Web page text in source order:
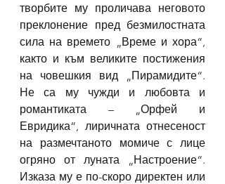
творбите му проличава неговото
преклонение пред безмилостната
сила на времето „Време и хора“,
както и към великите постижения
на човешкия вид „Пирамидите“.
Не са му чужди и любовта и
романтиката – „Орфей и
Евридика“, лиричната отнесеност
на размечтаното момиче с лице
огряно от луната „Настроение“.
Изказа му е по-скоро директен или